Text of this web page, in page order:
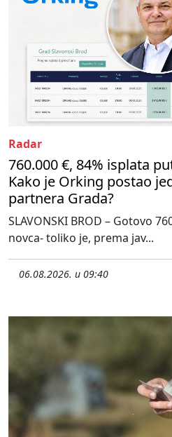
Radar
760.000 €, 84% isplata
Kako je Orking postao
partnera Grada?
SLAVONSKI BROD – Gotovo
novca- toliko je, prema jav...
06.08.2026. u 09:40